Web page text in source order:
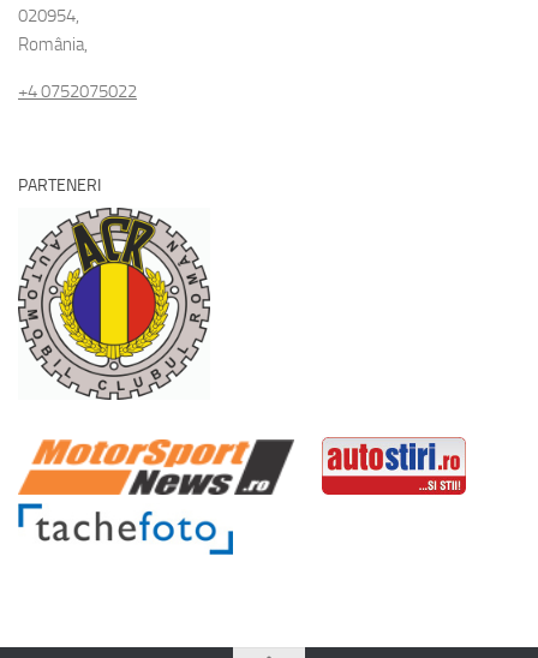
020954,
România,
+4 0752075022
PARTENERI